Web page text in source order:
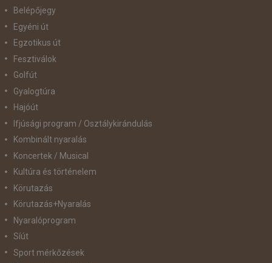
Belépőjegy
Egyéni út
Egzotikus út
Fesztiválok
Golfút
Gyalogtúra
Hajóút
Ifjúsági program / Osztálykirándulás
Kombinált nyaralás
Koncertek / Musical
Kultúra és történelem
Körutazás
Körutazás+Nyaralás
Nyaralóprogram
Síút
Sport mérkőzések